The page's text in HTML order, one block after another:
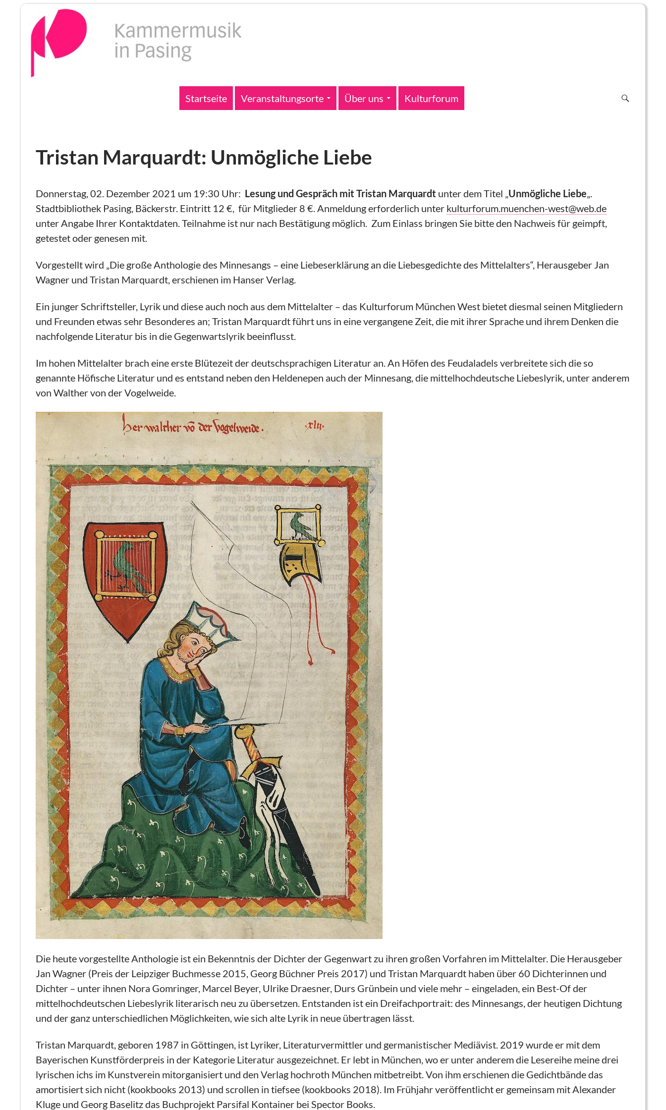
Startseite Veranstaltungsorte Über uns Kulturforum
Tristan Marquardt: Unmögliche Liebe
Donnerstag, 02. Dezember 2021 um 19:30 Uhr: Lesung und Gespräch mit Tristan Marquardt unter dem Titel „Unmögliche Liebe„.
Stadtbibliothek Pasing, Bäckerstr. Eintritt 12 €, für Mitglieder 8 €. Anmeldung erforderlich unter kulturforum.muenchen-west@web.de
unter Angabe Ihrer Kontaktdaten. Teilnahme ist nur nach Bestätigung möglich. Zum Einlass bringen Sie bitte den Nachweis für geimpft,
getestet oder genesen mit.
Vorgestellt wird „Die große Anthologie des Minnesangs – eine Liebeserklärung an die Liebesgedichte des Mittelalters“, Herausgeber Jan
Wagner und Tristan Marquardt, erschienen im Hanser Verlag.
Ein junger Schriftsteller, Lyrik und diese auch noch aus dem Mittelalter – das Kulturforum München West bietet diesmal seinen Mitgliedern
und Freunden etwas sehr Besonderes an; Tristan Marquardt führt uns in eine vergangene Zeit, die mit ihrer Sprache und ihrem Denken die
nachfolgende Literatur bis in die Gegenwartslyrik beeinflusst.
Im hohen Mittelalter brach eine erste Blütezeit der deutschsprachigen Literatur an. An Höfen des Feudaladels verbreitete sich die so
genannte Höfische Literatur und es entstand neben den Heldenepen auch der Minnesang, die mittelhochdeutsche Liebeslyrik, unter anderem
von Walther von der Vogelweide.
Die heute vorgestellte Anthologie ist ein Bekenntnis der Dichter der Gegenwart zu ihren großen Vorfahren im Mittelalter. Die Herausgeber
Jan Wagner (Preis der Leipziger Buchmesse 2015, Georg Büchner Preis 2017) und Tristan Marquardt haben über 60 Dichterinnen und
Dichter – unter ihnen Nora Gomringer, Marcel Beyer, Ulrike Draesner, Durs Grünbein und viele mehr – eingeladen, ein Best-Of der
mittelhochdeutschen Liebeslyrik literarisch neu zu übersetzen. Entstanden ist ein Dreifachportrait: des Minnesangs, der heutigen Dichtung
und der ganz unterschiedlichen Möglichkeiten, wie sich alte Lyrik in neue übertragen lässt.
Tristan Marquardt, geboren 1987 in Göttingen, ist Lyriker, Literaturvermittler und germanistischer Mediävist. 2019 wurde er mit dem
Bayerischen Kunstförderpreis in der Kategorie Literatur ausgezeichnet. Er lebt in München, wo er unter anderem die Lesereihe meine drei
lyrischen ichs im Kunstverein mitorganisiert und den Verlag hochroth München mitbetreibt. Von ihm erschienen die Gedichtbände das
amortisiert sich nicht (kookbooks 2013) und scrollen in tiefsee (kookbooks 2018). Im Frühjahr veröffentlicht er gemeinsam mit Alexander
Kluge und Georg Baselitz das Buchprojekt Parsifal Kontainer bei Spector Books.